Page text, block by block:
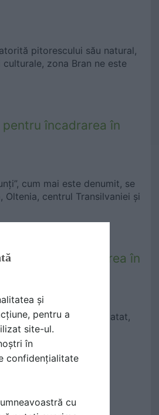
pitorescului său natural,
zona Bran ne este
încadrarea în
cum mai este denumit, se
Oltenia, centrul Transilvaniei și
pentru încadrarea în
insuficient exploatat,
peisaj cultural rural
și
pentru a
site-ul.
în
confidențialitate
cu